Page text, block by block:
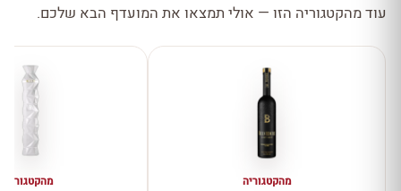
עוד מהקטגוריה הזו — אולי תמצאו את המועדף הבא שלכם.
מהקטגוריה מהקטגוריה